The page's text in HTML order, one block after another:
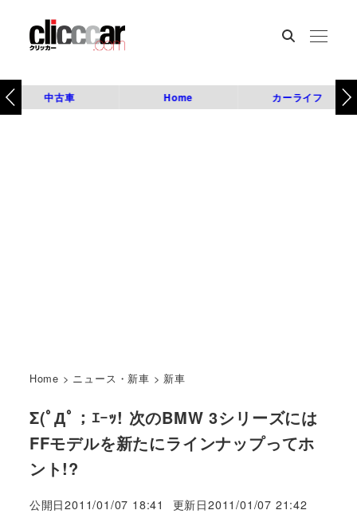
中古車 Home カーライフ
Home > ニュース・新車 > 新車
Σ(ﾟДﾟ；ｴｰｯ! 次のBMW 3シリーズには
FFモデルを新たにラインナップってホ
ント!?
公開日2011/01/07 18:41 更新日2011/01/07 21:42